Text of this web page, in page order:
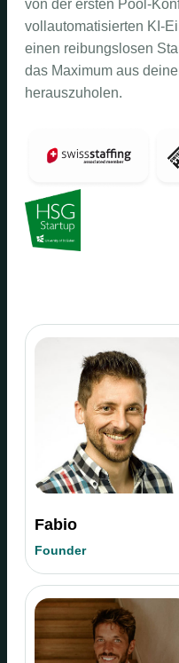
von der ersten Pool-
vollautomatisierten KI-
einen reibungslosen
das Maximum aus
herauszuholen.
Fabio
Founder